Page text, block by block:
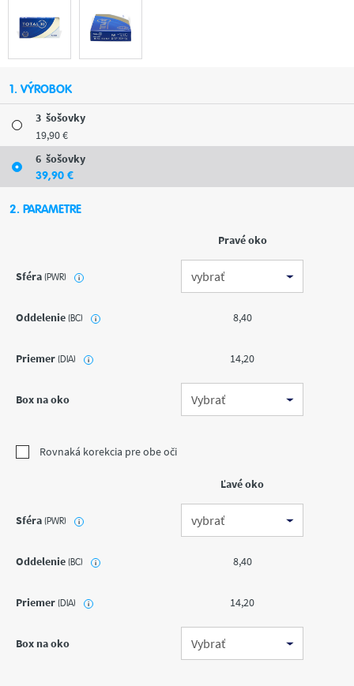
1. VÝROBOK
3 šošovky
19,90€
6 šošovky
39,90 €
2. PARAMETRE
Pravé oko
Sféra(PWR) i
Oddelenie(BC) i 8,40
Priemer(DIA) i 14,20
Box na oko
Rovnaká korekcia pre obe oči
Ľavé oko
Sféra(PWR) i
Oddelenie(BC) i 8,40
Priemer(DIA) i 14,20
Box na oko